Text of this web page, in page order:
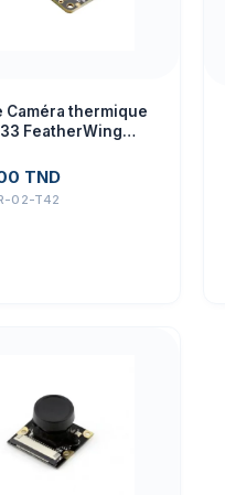
Caméra thermique
FeatherWing
TND
02-T42